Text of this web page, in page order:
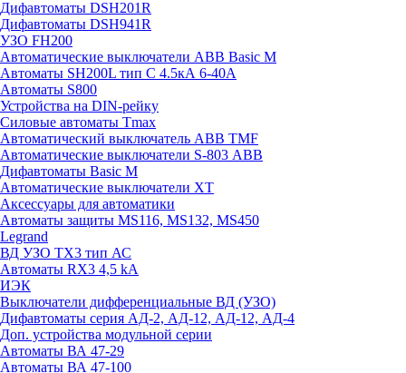
Дифавтоматы DSH201R
Дифавтоматы DSH941R
УЗО FH200
Автоматические выключатели ABB Basic M
Автоматы SH200L тип С 4.5кА 6-40А
Автоматы S800
Устройства на DIN-рейку
Силовые автоматы Tmax
Автоматический выключатель ABB TMF
Автоматические выключатели S-803 АВВ
Дифавтоматы Basic M
Автоматические выключатели XT
Аксессуары для автоматики
Автоматы защиты MS116, MS132, MS450
Legrand
ВД УЗО TX3 тип АС
Автоматы RX3 4,5 kA
ИЭК
Выключатели дифференциальные ВД (УЗО)
Дифавтоматы серия АД-2, АД-12, АД-12, АД-4
Доп. устройства модульной серии
Автоматы ВА 47-29
Автоматы ВА 47-100